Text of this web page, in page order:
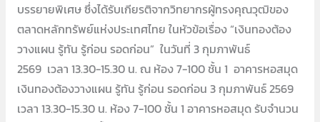
บรรยายพิเศษ ซึ่งได้รับเกียรติจากวิทยากรผู้ทรงคุณวุฒิของ
ตลาดหลักทรัพย์แห่งประเทศไทย ในหัวข้อเรื่อง “เงินทองต้อง
วางแผน รู้ทัน รู้ก่อน รอดก่อน” ในวันที่ 3 กุมภาพันธ์
2569 เวลา 13.30-15.30 น. ณ ห้อง 7-100 ชั้น 1 อาคารหอสมุด
เงินทองต้องวางแผน รู้ทัน รู้ก่อน รอดก่อน 3 กุมภาพันธ์ 2569
เวลา 13.30-15.30 น. ห้อง 7-100 ชั้น 1 อาคารหอสมุด รับจำนวน